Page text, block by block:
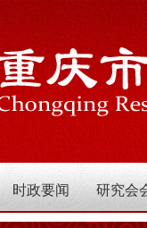
时政要闻 研究会